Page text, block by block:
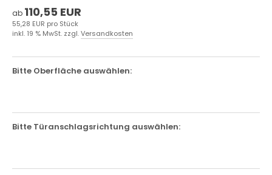
ab 110,55 EUR
55,28 EUR pro Stück
inkl. 19 % MwSt. zzgl.Versandkosten
Bitte Oberfläche auswählen:
Bitte Türanschlagsrichtung auswählen: